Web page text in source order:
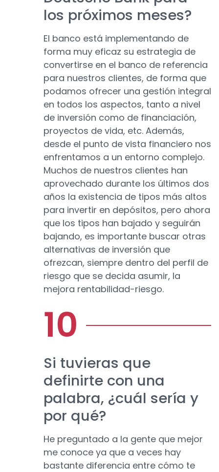
los próximos meses?
El banco está implementando de
forma muy eficaz su estrategia de
convertirse en el banco de referencia
para nuestros clientes, de forma que
podamos ofrecer una gestión integral
en todos los aspectos, tanto a nivel
de inversión como de financiación,
proyectos de vida, etc. Además,
desde el punto de vista financiero nos
enfrentamos a un entorno complejo.
Muchos de nuestros clientes han
aprovechado durante los últimos dos
años la existencia de tipos más altos
para invertir en depósitos, pero ahora
que los tipos han bajado y seguirán
bajando, es importante buscar otras
alternativas de inversión que
ofrezcan, siempre dentro del perfil de
riesgo que se decida asumir, la
mejora rentabilidad-riesgo.
Si tuvieras que
definirte con una
palabra, ¿cuál sería y
por qué?
He preguntado a la gente que mejor
me conoce ya que a veces hay
bastante diferencia entre cómo te